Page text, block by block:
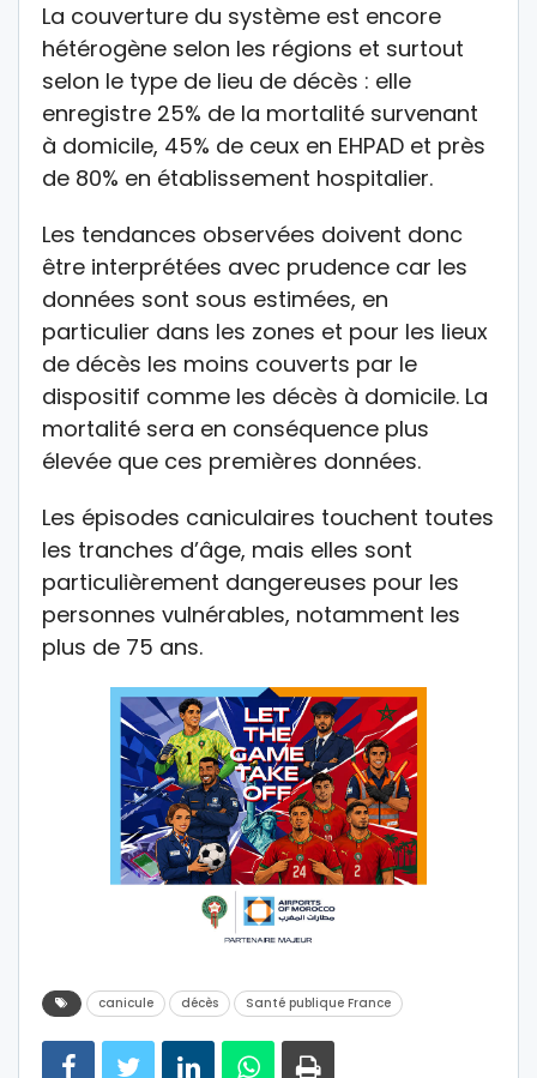
La couverture du système est encore
hétérogène selon les régions et surtout
selon le type de lieu de décès : elle
enregistre 25% de la mortalité survenant
à domicile, 45% de ceux en EHPAD et près
de 80% en établissement hospitalier.
Les tendances observées doivent donc
être interprétées avec prudence car les
données sont sous estimées, en
particulier dans les zones et pour les lieux
de décès les moins couverts par le
dispositif comme les décès à domicile. La
mortalité sera en conséquence plus
élevée que ces premières données.
Les épisodes caniculaires touchent toutes
les tranches d’âge, mais elles sont
particulièrement dangereuses pour les
personnes vulnérables, notamment les
plus de 75 ans.
canicule décès Santé publique France